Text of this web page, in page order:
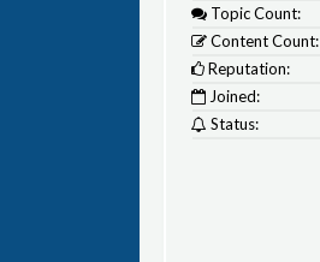
Topic Count:
Content Count:
Reputation:
Joined:
Status: